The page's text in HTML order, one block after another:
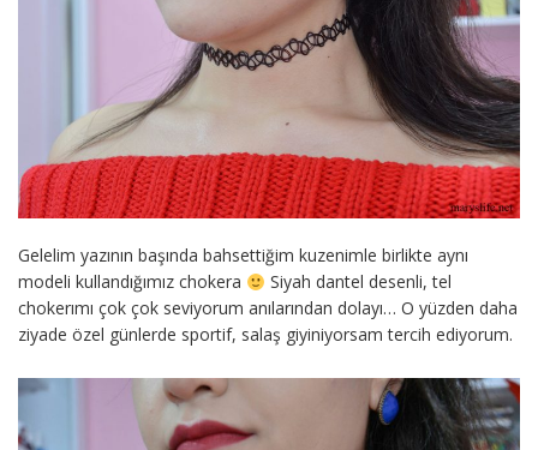
Gelelim yazının başında bahsettiğim kuzenimle birlikte aynı
modeli kullandığımız chokera
Siyah dantel desenli, tel
chokerımı çok çok seviyorum anılarından dolayı… O yüzden daha
ziyade özel günlerde sportif, salaş giyiniyorsam tercih ediyorum.